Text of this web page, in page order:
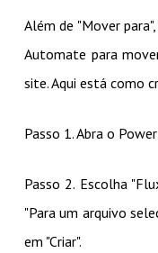
Além de "Mover
Automate para
site. Aqui está como
Passo 1. Abra o
Passo 2. Escolha
"Para um arquivo
em "Criar".